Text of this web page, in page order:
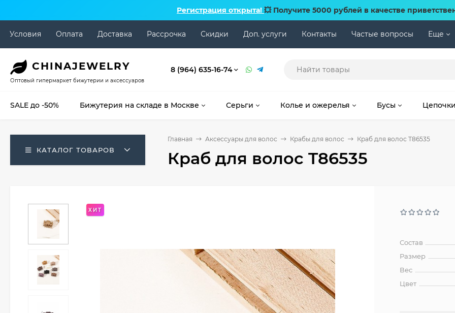
Регистрация открыта! 💥 Получите 5000 рублей в качестве
Условия Оплата Доставка Рассрочка Скидки Доп. услуги Контакты Частые вопросы Еще
CHINAJEWELRY
Оптовый гипермаркет бижутерии и аксессуаров
8 (964) 635-16-74
SALE до -50% Бижутерия на складе в Москве Серьги Колье и ожерелья Бусы Цепочки
КАТАЛОГ ТОВАРОВ
Главная Аксессуары для волос Крабы для волос Краб для волос T86535
Краб для волос T86535
ХИТ
Состав
Размер
Вес
Цвет